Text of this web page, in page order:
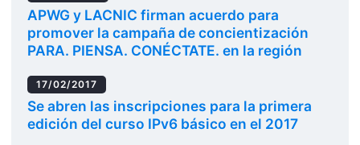
APWG y LACNIC firman acuerdo para
promover la campaña de concientización
PARA. PIENSA. CONÉCTATE. en la región
17/02/2017
Se abren las inscripciones para la primera
edición del curso IPv6 básico en el 2017